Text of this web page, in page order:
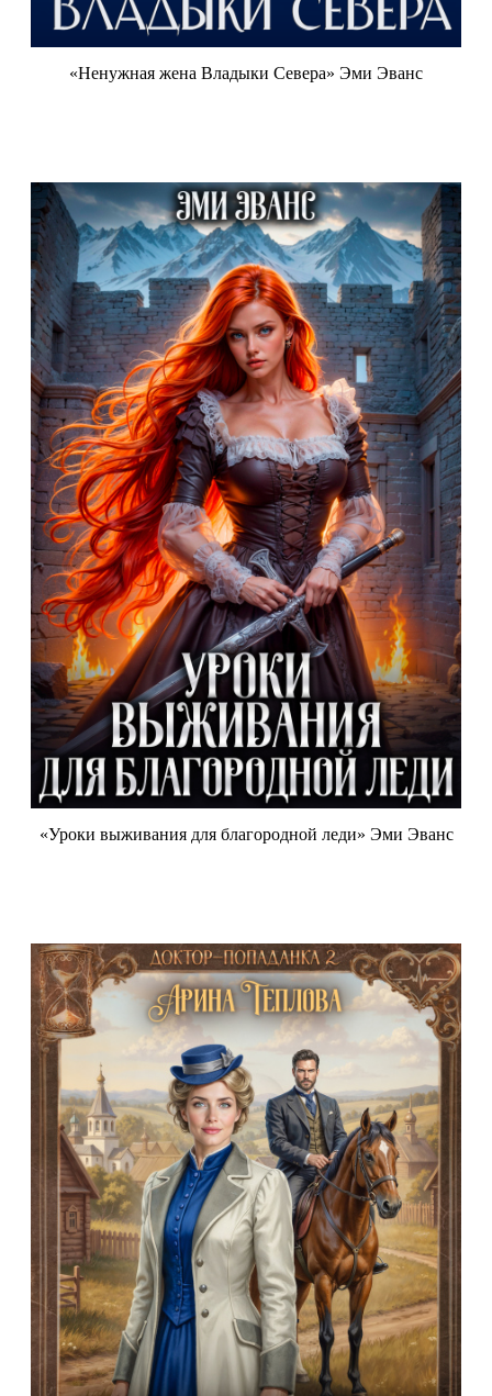
«Ненужная жена Владыки Севера» Эми Эванс
«Уроки выживания для благородной леди» Эми Эванс